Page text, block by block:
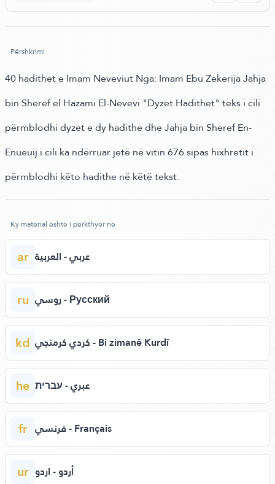
Përshkrimi
40 hadithet e Imam Neveviut Nga: Imam Ebu Zekerija Jahja
bin Sheref el Hazami El-Nevevi "Dyzet Hadithet" teks i cili
përmblodhi dyzet e dy hadithe dhe Jahja bin Sheref En-
Enueuij i cili ka ndërruar jetë në vitin 676 sipas hixhretit i
përmblodhi këto hadithe në këtë tekst.
Ky material është i përkthyer në
ar عربي - العربية
ru روسي - Русский
kd كردي كرمنجي - Bi zimanê Kurdî
he عبري - עברית
fr فرنسي - Français
ur أردو - اردو